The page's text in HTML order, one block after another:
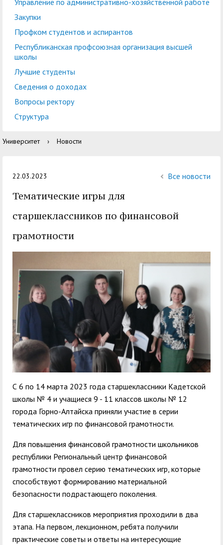
Международная
деятельность
Управление по
административно-
Закупки
Республиканская
организация высшей
Центр тестирования
иностранных граждан
по русскому языку
Центр развития
компетенций
Центр русского языка
обучающихся ГАГУ
Образовательный
Информация о
предоставлении
Управление по административно-хозяйственной работе
Закупки
Профком студентов и аспирантов
Республиканская профсоюзная организация высшей
школы
Лучшие студенты
Сведения о доходах
Вопросы ректору
Структура
Университет › Новости
22.03.2023 Все новости
Тематические игры для
старшеклассников по финансовой
грамотности
С 6 по 14 марта 2023 года старшеклассники Кадетской
школы № 4 и учащиеся 9 - 11 классов школы № 12
города Горно-Алтайска приняли участие в серии
тематических игр по финансовой грамотности.
Для повышения финансовой грамотности школьников
республики Региональный центр финансовой
грамотности провел серию тематических игр, которые
способствуют формированию материальной
безопасности подрастающего поколения.
Для старшеклассников мероприятия проходили в два
этапа. На первом, лекционном, ребята получили
практические советы и ответы на интересующие